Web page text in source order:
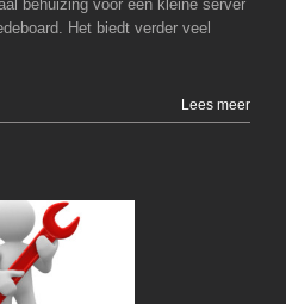
behuizing voor een kleine server
Het biedt verder veel
Lees meer